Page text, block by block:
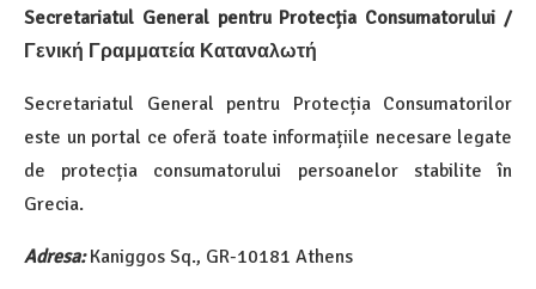
Secretariatul General pentru Protecția Consumatorului /
Γενική Γραμματεία Καταναλωτή
Secretariatul General pentru Protecția Consumatorilor
este un portal ce oferă toate informațiile necesare legate
de protecția consumatorului persoanelor stabilite în
Grecia.
Adresa:Kaniggos Sq., GR-10181 Athens